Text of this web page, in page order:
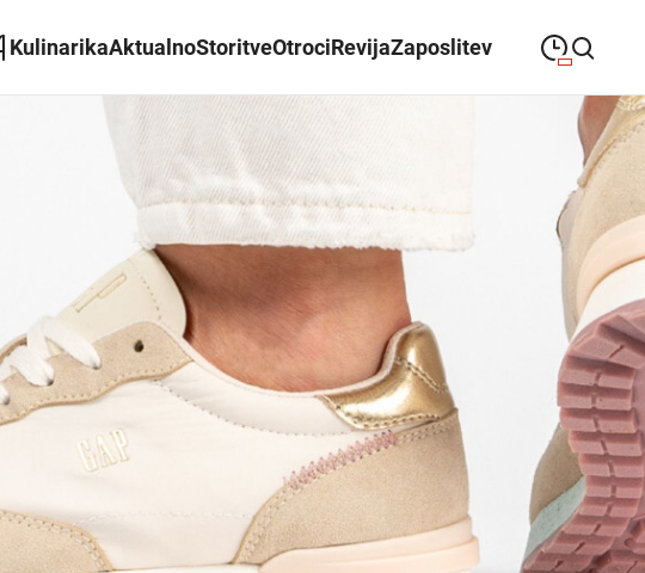
KulinarikaAktualnoStoritveOtrociRevijaZaposlitev
Close search
21:00
torek
TOREK 21:00
21:00
četrtek
ČETRTEK 21:00
petek
PETEK 21:00
sobota
SOBOTA Praznik - zaprto
Poslovalni časi